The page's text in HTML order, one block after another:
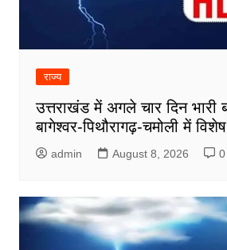
राज्य
उत्तराखंड में अगले चार दिन भारी
बागेश्वर-पिथौरागढ़-चमोली में
admin August 8, 2026 0